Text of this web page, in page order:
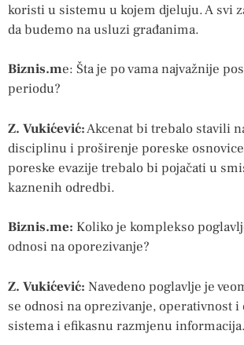
koristi u sistemu u kojem djeluju. A svi
da budemo na usluzi građanima.
Biznis.me: Šta je po vama najvažnije
periodu?
Z. Vukićević:Akcenat bi trebalo stavili
disciplinu i proširenje poreske
poreske evazije trebalo bi pojačati u
kaznenih odredbi.
Biznis.me: Koliko je komplekso
odnosi na oporezivanje?
Z. Vukićević: Navedeno poglavlje je
se odnosi na oprezivanje, operativnost i
sistema i efikasnu razmjenu informacija.